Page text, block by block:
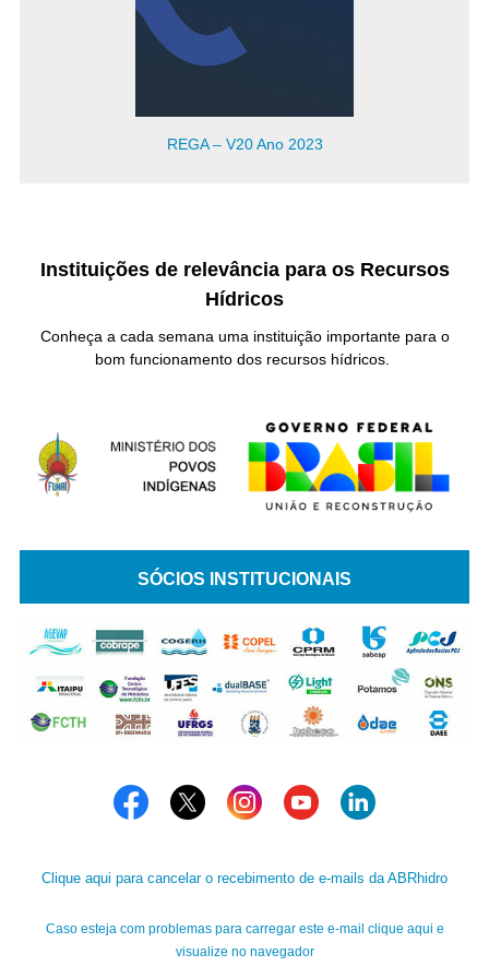
REGA – V20 Ano 2023
Instituições de relevância para os Recursos
Hídricos
Conheça a cada semana uma instituição importante para o
bom funcionamento dos recursos hídricos.
SÓCIOS INSTITUCIONAIS
Clique aqui para cancelar o recebimento de e-mails da ABRhidro
Caso esteja com problemas para carregar este e-mail clique aqui e
visualize no navegador